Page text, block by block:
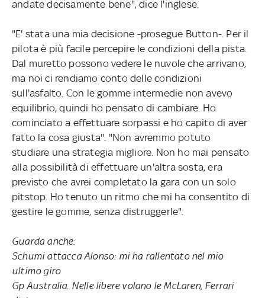
andate decisamente bene", dice l'inglese.
"E' stata una mia decisione -prosegue Button-. Per il
pilota è più facile percepire le condizioni della pista.
Dal muretto possono vedere le nuvole che arrivano,
ma noi ci rendiamo conto delle condizioni
sull'asfalto. Con le gomme intermedie non avevo
equilibrio, quindi ho pensato di cambiare. Ho
cominciato a effettuare sorpassi e ho capito di aver
fatto la cosa giusta". "Non avremmo potuto
studiare una strategia migliore. Non ho mai pensato
alla possibilità di effettuare un'altra sosta, era
previsto che avrei completato la gara con un solo
pitstop. Ho tenuto un ritmo che mi ha consentito di
gestire le gomme, senza distruggerle".
Guarda anche:
Schumi attacca Alonso: mi ha rallentato nel mio
ultimo giro
Gp Australia. Nelle libere volano le McLaren, Ferrari